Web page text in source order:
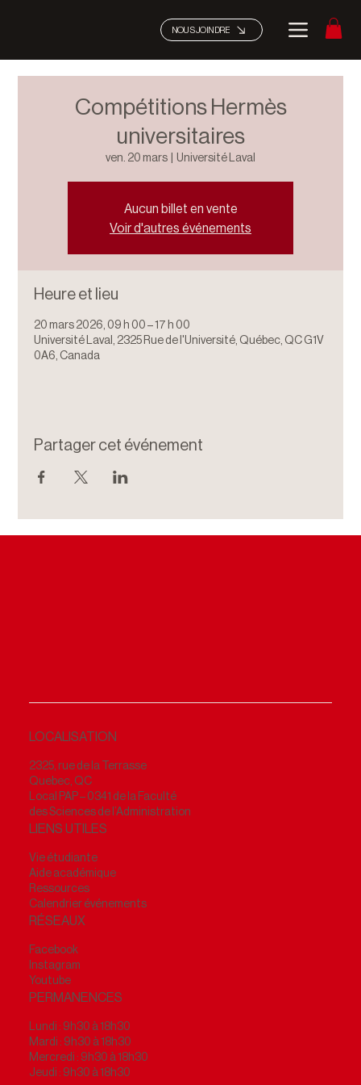
NOUS JOINDRE
Compétitions Hermès
universitaires
ven. 20 mars
  |
Université Laval
Aucun billet en vente
Voir d'autres événements
Heure et lieu
20 mars 2026, 09 h 00 – 17 h 00
Université Laval, 2325 Rue de l'Université, Québec, QC G1V
0A6, Canada
Partager cet événement
LOCALISATION
2325, rue de la Terrasse
Quebec, QC
Local PAP – 0341 de la Faculté
des Sciences de l’Administration
LIENS UTILES
Vie étudiante
Aide académique
Ressources
Calendrier événements
RÉSEAUX
Facebook
Instagram
Youtube
PERMANENCES
Lundi : 9h30 à 18h30
Mardi : 9h30 à 18h30
Mercredi : 9h30 à 18h30
Jeudi : 9h30 à 18h30